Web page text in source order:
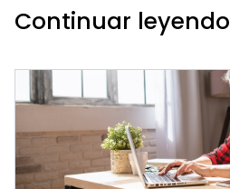
Continuar leyendo